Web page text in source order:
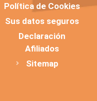
Política de Cookies
Sus datos seguros
Declaración
Afiliados
Sitemap